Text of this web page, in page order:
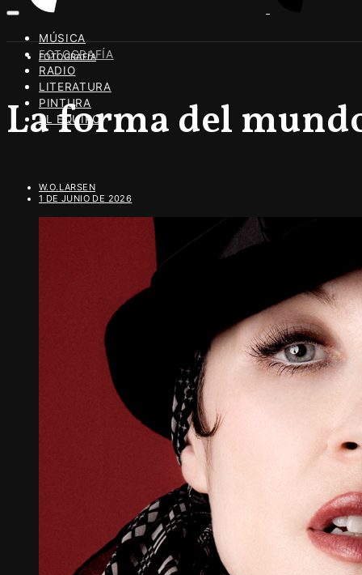
MÚSICA
FOTOGRAFÍA
RADIO
LITERATURA
PINTURA
EL EQUIPO
FOTOGRAFÍA
La forma del
W.O.LARSEN
1 DE JUNIO DE 2026